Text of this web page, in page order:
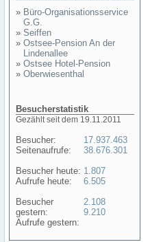
» Büro-Organisationsservice
G.G.
» Seiffen
» Ostsee-Pension An der
Lindenallee
» Ostsee Hotel-Pension
» Oberwiesenthal
Besucherstatistik
Gezählt seit dem 19.11.2011
Besucher:
Seitenaufrufe:
Besucher heute:
Aufrufe heute:
Besucher
gestern:
Aufrufe gestern:
17.937.463
38.676.301
1.807
6.505
2.108
9.210